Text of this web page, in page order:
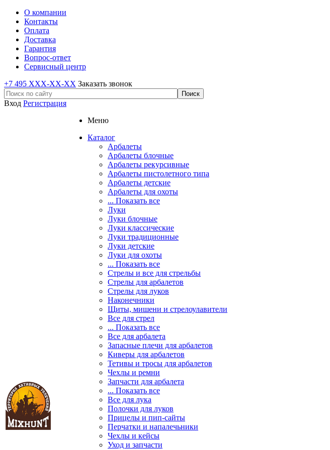
О компании
Контакты
Оплата
Доставка
Гарантия
Вопрос-ответ
Сервисный центр
+7 495 XXX-XX-XX Заказать звонок
Вход Регистрация
Меню
Каталог
Арбалеты
Арбалеты блочные
Арбалеты рекурсивные
Арбалеты пистолетного типа
Арбалеты детские
Арбалеты для охоты
... Показать все
Луки
Луки блочные
Луки классические
Луки традиционные
Луки детские
Луки для охоты
... Показать все
Стрелы и все для стрельбы
Стрелы для арбалетов
Стрелы для луков
Наконечники
Щиты, мишени и стрелоулавители
Все для стрел
... Показать все
Все для арбалета
Запасные плечи для арбалетов
Киверы для арбалетов
Тетивы и тросы для арбалетов
Чехлы и ремни
Запчасти для арбалета
... Показать все
Все для лука
Полочки для луков
Прицелы и пип-сайты
Перчатки и напалечьники
Чехлы и кейсы
Уход и запчасти